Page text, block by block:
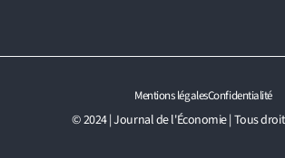
© 2024 | Journal de l'Économie | Tous
Mentions légalesConfidentialité